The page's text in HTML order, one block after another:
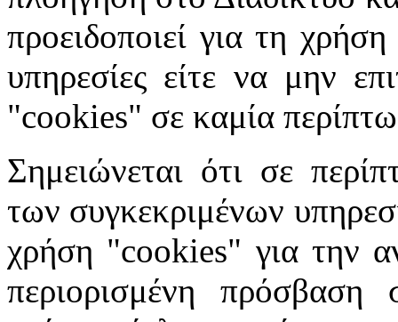
προειδοποιεί για τη
υπηρεσίες είτε να μην
"cookies" σε καμία
Σημειώνεται ότι σε
των συγκεκριμένων
χρήση "cookies" για την
περιορισμένη πρόσβαση